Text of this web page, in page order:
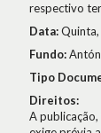
respectivo
Data:
Fundo:
Tipo
Direitos:
A